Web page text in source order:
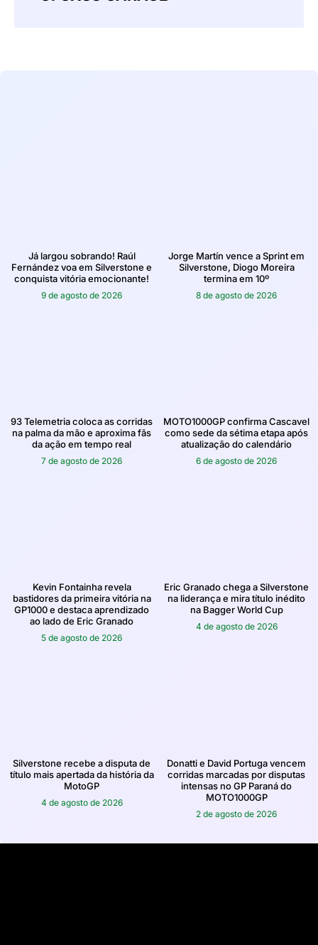
Já largou sobrando! Raúl
Fernández voa em Silverstone e
conquista vitória emocionante!
9 de agosto de 2026
Jorge Martín vence a Sprint em
Silverstone, Diogo Moreira
termina em 10º
8 de agosto de 2026
93 Telemetria coloca as corridas
na palma da mão e aproxima fãs
da ação em tempo real
7 de agosto de 2026
MOTO1000GP confirma Cascavel
como sede da sétima etapa após
atualização do calendário
6 de agosto de 2026
Kevin Fontainha revela
bastidores da primeira vitória na
GP1000 e destaca aprendizado
ao lado de Eric Granado
5 de agosto de 2026
Eric Granado chega a Silverstone
na liderança e mira título inédito
na Bagger World Cup
4 de agosto de 2026
Silverstone recebe a disputa de
título mais apertada da história da
MotoGP
4 de agosto de 2026
Donatti e David Portuga vencem
corridas marcadas por disputas
intensas no GP Paraná do
MOTO1000GP
2 de agosto de 2026